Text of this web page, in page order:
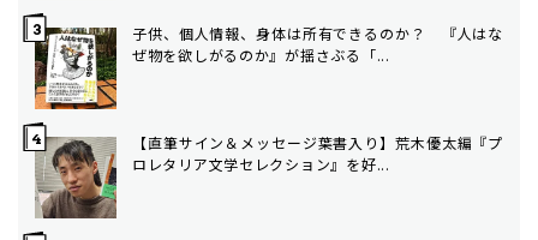
子供、個人情報、身体は所有できるのか？ 『人はな
ぜ物を欲しがるのか』が揺さぶる「...
【直筆サイン＆メッセージ葉書入り】荒木優太編『プ
ロレタリア文学セレクション』を好...